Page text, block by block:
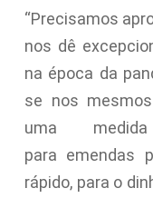
“Precisamos
nos dê
na época da
se nos
uma
para emendas
rápido, para o